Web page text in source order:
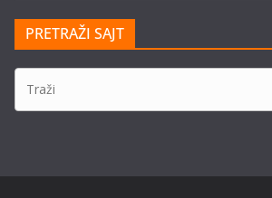
PRETRAŽI SAJT